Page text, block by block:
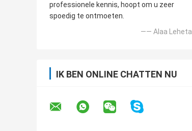
professionele kennis, hoopt om u zeer
spoedig te ontmoeten.
—— Alaa Leheta
IK BEN ONLINE CHATTEN NU